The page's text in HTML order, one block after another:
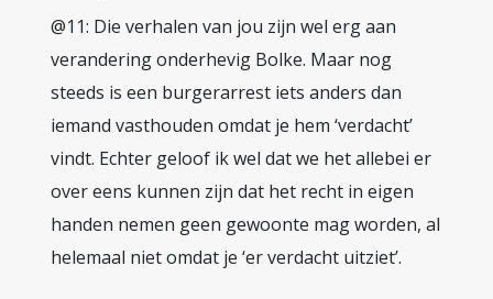
@11: Die verhalen van jou zijn wel erg aan
verandering onderhevig Bolke. Maar nog
steeds is een burgerarrest iets anders dan
iemand vasthouden omdat je hem ‘verdacht’
vindt. Echter geloof ik wel dat we het allebei er
over eens kunnen zijn dat het recht in eigen
handen nemen geen gewoonte mag worden, al
helemaal niet omdat je ‘er verdacht uitziet’.